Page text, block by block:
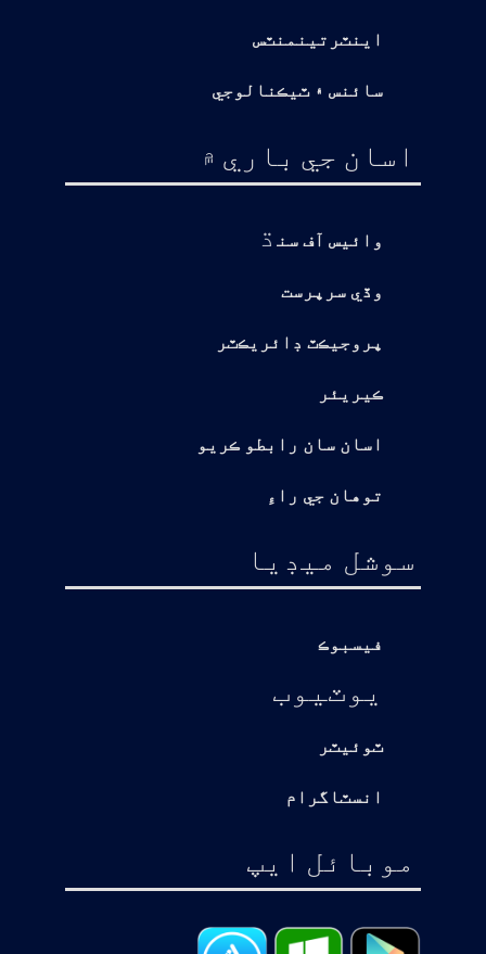
اينٽرتينمنٽس
سائنس ۽ ٽيڪنالوجي
اسان جي باري ۾
وائيس آف سن ڌ
وڏي سرپرست
پروجيڪٽ ڊائريڪٽر
ڪيريئر
اسان سان رابطو ڪريو
توهان جي راءِ
سوشل ميڊيا
فيسبوڪ
يوٽيوب
ٽوئيٽر
انسٽاگرام
موبائل ايپ